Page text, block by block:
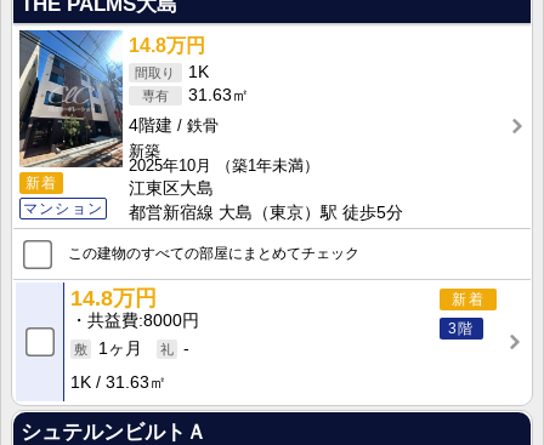
新着
マンション
14.8万円
1K
31.63㎡
4階建
鉄骨
新築
2025年10月
（築1年未満）
江東区大島
都営新宿線 大島（東京）駅 徒歩5分
この建物のすべての部屋にまとめてチェック
新着
3階
14.8万円
共益費 8000円
1ヶ月
-
1K
31.63㎡
シュテルンビルトＡ